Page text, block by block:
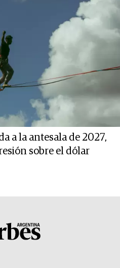
a la antesala de 2027,
sobre el dólar